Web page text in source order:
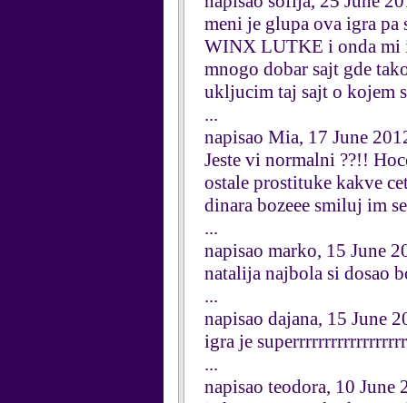
meni je glupa ova igra pa
WINX LUTKE i onda mi
mnogo dobar sajt gde
ukljucim taj sajt o kojem
...
napisao Mia, 17 June
Jeste vi normalni ??!!
ostale prostituke kakve
dinara bozeee smiluj im
...
napisao marko, 15 June
natalija najbola si dosao
...
napisao dajana, 15 June
igra je
...
napisao teodora, 10 June